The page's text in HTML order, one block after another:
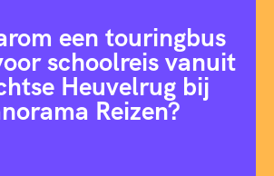
een touringbus
schoolreis vanuit
Heuvelrug bij
Reizen?